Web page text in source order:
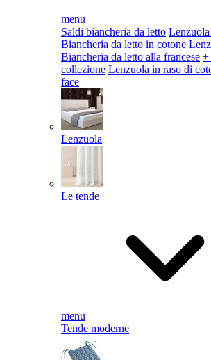
menu
Saldi biancheria da letto
Biancheria da letto in cotone
Biancheria da letto alla francese +
collezione Lenzuola in raso di
face
Lenzuola
Le tende
menu
Tende moderne